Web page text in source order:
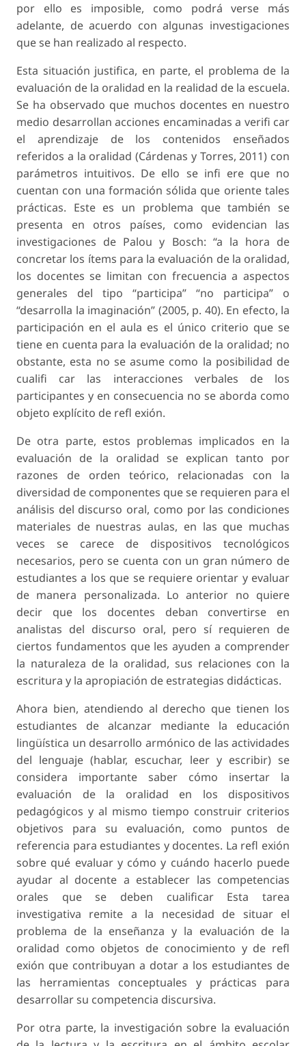
por ello es imposible, como podrá verse más
adelante, de acuerdo con algunas investigaciones
que se han realizado al respecto.
Esta situación justifica, en parte, el problema de la
evaluación de la oralidad en la realidad de la escuela.
Se ha observado que muchos docentes en nuestro
medio desarrollan acciones encaminadas a verifi car
el aprendizaje de los contenidos enseñados
referidos a la oralidad (Cárdenas y Torres, 2011) con
parámetros intuitivos. De ello se infi ere que no
cuentan con una formación sólida que oriente tales
prácticas. Este es un problema que también se
presenta en otros países, como evidencian las
investigaciones de Palou y Bosch: “a la hora de
concretar los ítems para la evaluación de la oralidad,
los docentes se limitan con frecuencia a aspectos
generales del tipo “participa” “no participa” o
“desarrolla la imaginación” (2005, p. 40). En efecto, la
participación en el aula es el único criterio que se
tiene en cuenta para la evaluación de la oralidad; no
obstante, esta no se asume como la posibilidad de
cualifi car las interacciones verbales de los
participantes y en consecuencia no se aborda como
objeto explícito de refl exión.
De otra parte, estos problemas implicados en la
evaluación de la oralidad se explican tanto por
razones de orden teórico, relacionadas con la
diversidad de componentes que se requieren para el
análisis del discurso oral, como por las condiciones
materiales de nuestras aulas, en las que muchas
veces se carece de dispositivos tecnológicos
necesarios, pero se cuenta con un gran número de
estudiantes a los que se requiere orientar y evaluar
de manera personalizada. Lo anterior no quiere
decir que los docentes deban convertirse en
analistas del discurso oral, pero sí requieren de
ciertos fundamentos que les ayuden a comprender
la naturaleza de la oralidad, sus relaciones con la
escritura y la apropiación de estrategias didácticas.
Ahora bien, atendiendo al derecho que tienen los
estudiantes de alcanzar mediante la educación
lingüística un desarrollo armónico de las actividades
del lenguaje (hablar, escuchar, leer y escribir) se
considera importante saber cómo insertar la
evaluación de la oralidad en los dispositivos
pedagógicos y al mismo tiempo construir criterios
objetivos para su evaluación, como puntos de
referencia para estudiantes y docentes. La refl exión
sobre qué evaluar y cómo y cuándo hacerlo puede
ayudar al docente a establecer las competencias
orales que se deben cualificar Esta tarea
investigativa remite a la necesidad de situar el
problema de la enseñanza y la evaluación de la
oralidad como objetos de conocimiento y de refl
exión que contribuyan a dotar a los estudiantes de
las herramientas conceptuales y prácticas para
desarrollar su competencia discursiva.
Por otra parte, la investigación sobre la evaluación